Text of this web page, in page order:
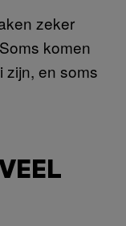
zeker
komen
zijn, en soms